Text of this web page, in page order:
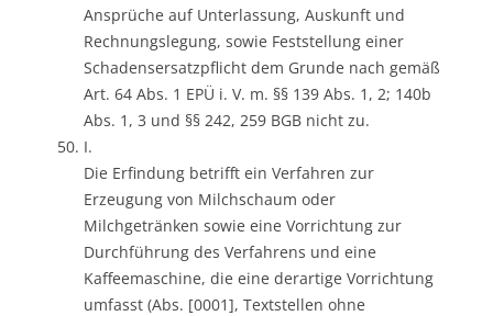
Ansprüche auf Unterlassung, Auskunft und
Rechnungslegung, sowie Feststellung einer
Schadensersatzpflicht dem Grunde nach gemäß
Art. 64 Abs. 1 EPÜ i. V. m. §§ 139 Abs. 1, 2; 140b
Abs. 1, 3 und §§ 242, 259 BGB nicht zu.
I.
Die Erfindung betrifft ein Verfahren zur
Erzeugung von Milchschaum oder
Milchgetränken sowie eine Vorrichtung zur
Durchführung des Verfahrens und eine
Kaffeemaschine, die eine derartige Vorrichtung
umfasst (Abs. [0001], Textstellen ohne